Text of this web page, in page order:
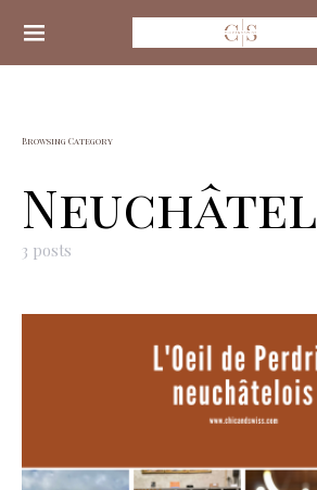
Search for:
Browsing Category
Neuchâtel
3 posts